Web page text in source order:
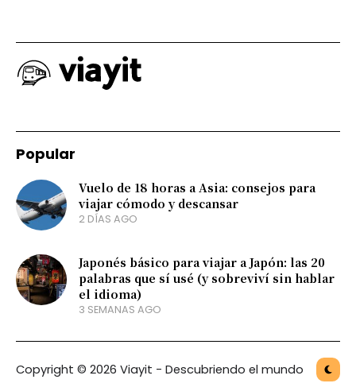
Popular
Vuelo de 18 horas a Asia: consejos para
viajar cómodo y descansar
2 DÍAS AGO
Japonés básico para viajar a Japón: las 20
palabras que sí usé (y sobreviví sin hablar
el idioma)
3 SEMANAS AGO
Copyright © 2026 Viayit - Descubriendo el mundo